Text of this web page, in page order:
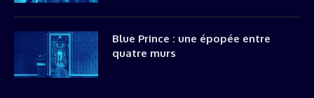
Blue Prince : une épopée entre
quatre murs